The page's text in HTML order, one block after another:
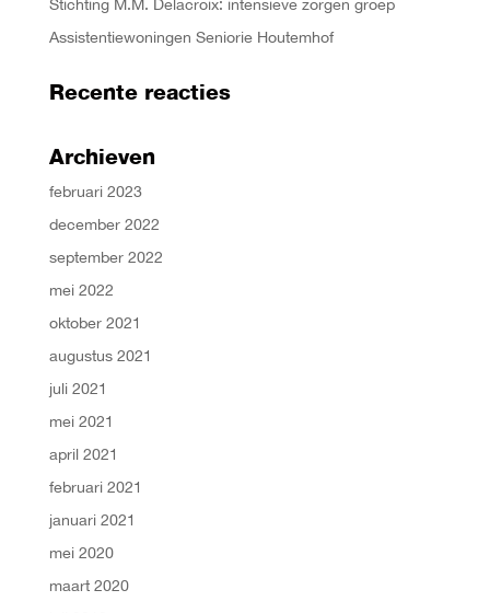
Assistentiewoningen Seniorie Houtemhof
Recente reacties
Archieven
februari 2023
december 2022
september 2022
mei 2022
oktober 2021
augustus 2021
juli 2021
mei 2021
april 2021
februari 2021
januari 2021
mei 2020
maart 2020